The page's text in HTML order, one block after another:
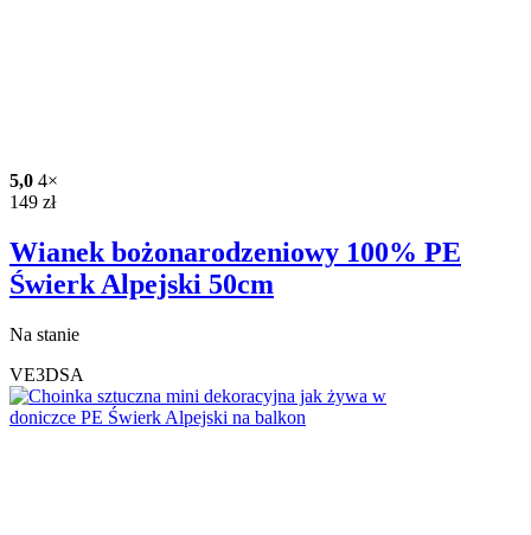
5,0 4×
149 zł
Wianek bożonarodzeniowy 100% PE
Świerk Alpejski 50cm
Na stanie
VE3DSA